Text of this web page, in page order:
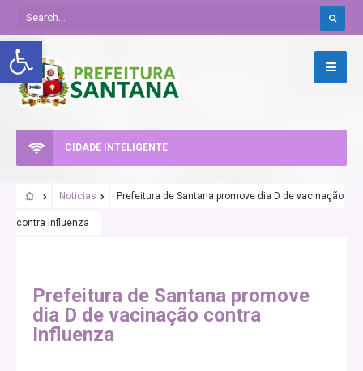
Abrir a barra de ferramentas
CIDADE INTELIGENTE
Noticias Prefeitura de Santana promove dia D de vacinação
contra Influenza
Prefeitura de Santana promove
dia D de vacinação contra
Influenza